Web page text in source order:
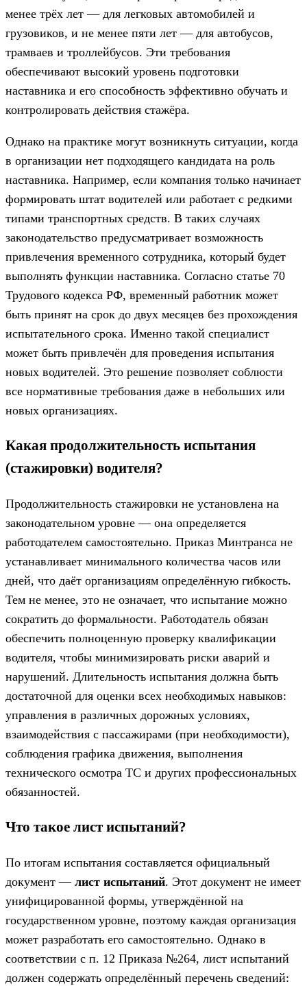
менее трёх лет — для легковых автомобилей и
грузовиков, и не менее пяти лет — для автобусов,
трамваев и троллейбусов. Эти требования
обеспечивают высокий уровень подготовки
наставника и его способность эффективно обучать и
контролировать действия стажёра.
Однако на практике могут возникнуть ситуации, когда
в организации нет подходящего кандидата на роль
наставника. Например, если компания только начинает
формировать штат водителей или работает с редкими
типами транспортных средств. В таких случаях
законодательство предусматривает возможность
привлечения временного сотрудника, который будет
выполнять функции наставника. Согласно статье 70
Трудового кодекса РФ, временный работник может
быть принят на срок до двух месяцев без прохождения
испытательного срока. Именно такой специалист
может быть привлечён для проведения испытания
новых водителей. Это решение позволяет соблюсти
все нормативные требования даже в небольших или
новых организациях.
Какая продолжительность испытания
(стажировки) водителя?
Продолжительность стажировки не установлена на
законодательном уровне — она определяется
работодателем самостоятельно. Приказ Минтранса не
устанавливает минимального количества часов или
дней, что даёт организациям определённую гибкость.
Тем не менее, это не означает, что испытание можно
сократить до формальности. Работодатель обязан
обеспечить полноценную проверку квалификации
водителя, чтобы минимизировать риски аварий и
нарушений. Длительность испытания должна быть
достаточной для оценки всех необходимых навыков:
управления в различных дорожных условиях,
взаимодействия с пассажирами (при необходимости),
соблюдения графика движения, выполнения
технического осмотра ТС и других профессиональных
обязанностей.
Что такое лист испытаний?
По итогам испытания составляется официальный
документ — лист испытаний. Этот документ не имеет
унифицированной формы, утверждённой на
государственном уровне, поэтому каждая организация
может разработать его самостоятельно. Однако в
соответствии с п. 12 Приказа №264, лист испытаний
должен содержать определённый перечень сведений: